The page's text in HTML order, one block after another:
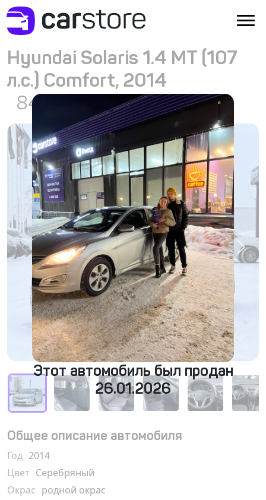
Этот автомобиль был продан
26.01.2026
Hyundai Solaris 1.4 MT (107
л.с.) Comfort, 2014
840 000
Общее описание автомобиля
Год 2014
Цвет Серебряный
Окрас родной окрас